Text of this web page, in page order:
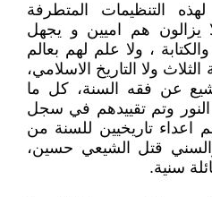
لهذه التنظيمات المتطرفة
يزالون هم اميين و يجهل
، ولا علم لهم بعالم
الثلاث ولا التاريخ الاسلامي،
عن فقه السنة، كل ما
النور وتم تقييدهم في سجل
اعداء تاريخيين للسنة من
قتل الشيعي حسين،
سنية.